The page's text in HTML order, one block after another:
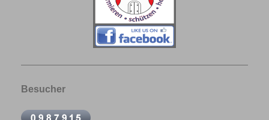
Besucher